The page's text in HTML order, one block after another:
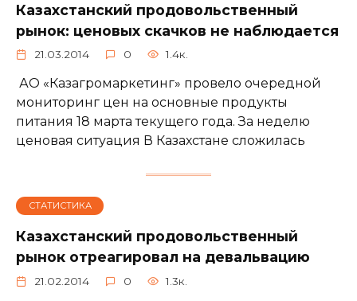
Казахстанский продовольственный
рынок: ценовых скачков не наблюдается
21.03.2014 0 1.4к.
АО «Казагромаркетинг» провело очередной
мониторинг цен на основные продукты
питания 18 марта текущего года. За неделю
ценовая ситуация В Казахстане сложилась
СТАТИСТИКА
Казахстанский продовольственный
рынок отреагировал на девальвацию
21.02.2014 0 1.3к.